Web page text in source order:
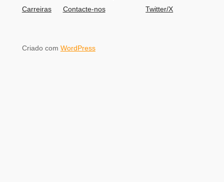
Carreiras
Contacte-nos
Twitter/X
Criado com WordPress